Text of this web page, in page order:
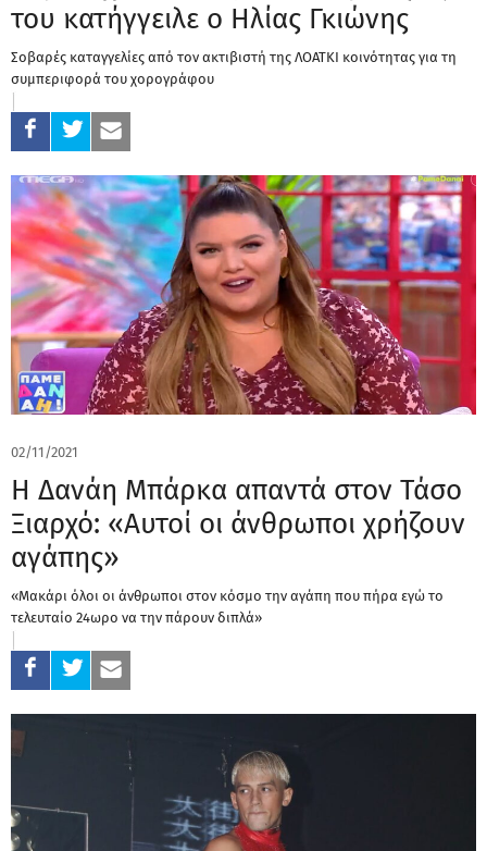
του κατήγγειλε ο Ηλίας Γκιώνης
Σοβαρές καταγγελίες από τον ακτιβιστή της ΛΟΑΤΚΙ κοινότητας για τη
συμπεριφορά του χορογράφου
02/11/2021
Η Δανάη Μπάρκα απαντά στον Τάσο
Ξιαρχό: «Αυτοί οι άνθρωποι χρήζουν
αγάπης»
«Μακάρι όλοι οι άνθρωποι στον κόσμο την αγάπη που πήρα εγώ το
τελευταίο 24ωρο να την πάρουν διπλά»